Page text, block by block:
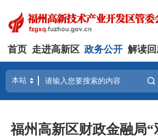
首页 走进高新区 政务公开 解读
福州高新区财政金融局“